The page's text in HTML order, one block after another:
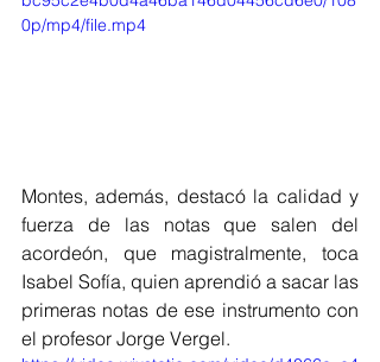
0p/mp4/file.mp4
Montes, además, destacó la calidad y
fuerza de las notas que salen del
acordeón, que magistralmente, toca
Isabel Sofía, quien aprendió a sacar las
primeras notas de ese instrumento con
el profesor Jorge Vergel.